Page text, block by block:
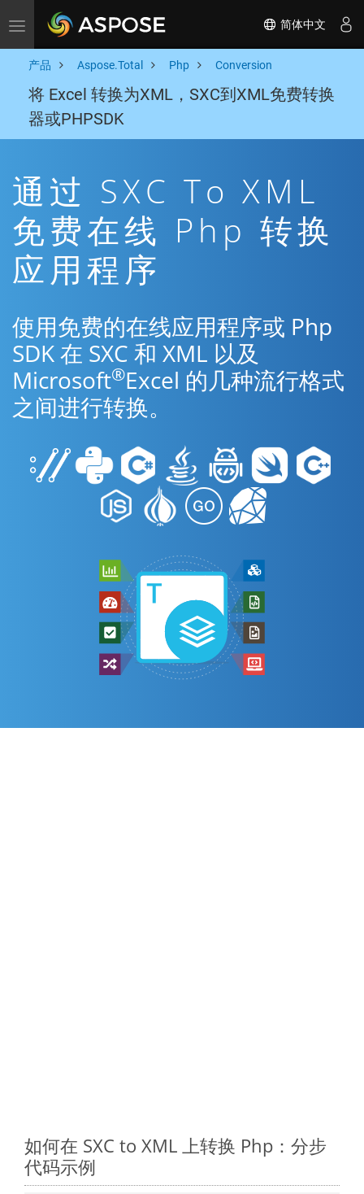
Toggle navigation 简体中文
产品 Aspose.Total Php Conversion
将 Excel 转换为XML，SXC到XML免费转换
器或PHPSDK
通过 SXC To XML
免费在线 Php 转换
应用程序
使用免费的在线应用程序或 Php
SDK 在 SXC 和 XML 以及
Microsoft®Excel 的几种流行格式
之间进行转换。
如何在 SXC to XML 上转换 Php：分步
代码示例